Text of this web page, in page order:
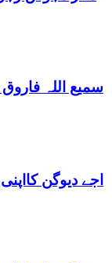
سمیع اللہ
اجے دیوگن